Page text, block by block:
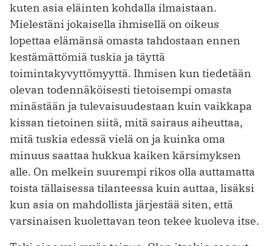
kuten asia eläinten kohdalla ilmaistaan.
Mielestäni jokaisella ihmisellä on oikeus
lopettaa elämänsä omasta tahdostaan ennen
kestämättömiä tuskia ja täyttä
toimintakyvyttömyyttä. Ihmisen kun tiedetään
olevan todennäköisesti tietoisempi omasta
minästään ja tulevaisuudestaan kuin vaikkapa
kissan tietoinen siitä, mitä sairaus aiheuttaa,
mitä tuskia edessä vielä on ja kuinka oma
minuus saattaa hukkua kaiken kärsimyksen
alle. On melkein suurempi rikos olla auttamatta
toista tällaisessa tilanteessa kuin auttaa, lisäksi
kun asia on mahdollista järjestää siten, että
varsinaisen kuolettavan teon tekee kuoleva itse.